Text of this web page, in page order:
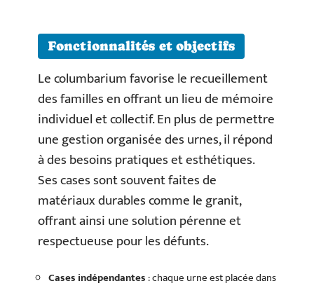
Fonctionnalités et objectifs
Le columbarium favorise le recueillement
des familles en offrant un lieu de mémoire
individuel et collectif. En plus de permettre
une gestion organisée des urnes, il répond
à des besoins pratiques et esthétiques.
Ses cases sont souvent faites de
matériaux durables comme le granit,
offrant ainsi une solution pérenne et
respectueuse pour les défunts.
Cases indépendantes: chaque urne est placée dans